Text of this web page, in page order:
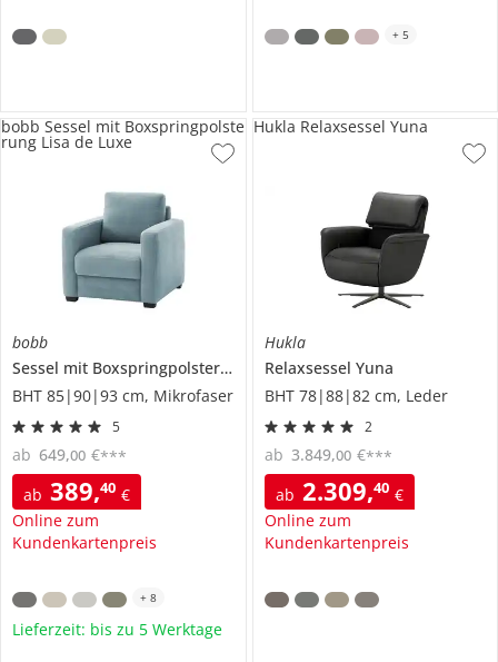
+ 5
bobb
Sessel mit Boxspringpolsterung
Lisa de Luxe
BHT 85|90|93 cm, Mikrofaser
5
ab 389,40 €
Online zum
Kundenkartenpreis
ab 649,00 €***
bobb Sessel mit Boxspringpolste
rung Lisa de Luxe
+ 8
Lieferzeit: bis zu 5 Werktage
Hukla
Relaxsessel Yuna
BHT 78|88|82 cm, Leder
2
ab 2.309,40 €
Online zum
Kundenkartenpreis
ab 3.849,00 €***
Hukla Relaxsessel Yuna